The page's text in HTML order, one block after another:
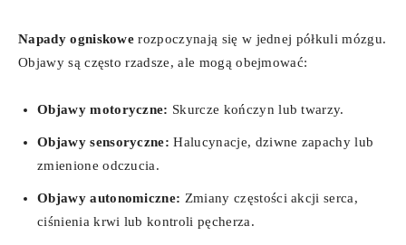
Napady ogniskowe rozpoczynają się w jednej półkuli mózgu.
Objawy są często rzadsze, ale mogą obejmować:
Objawy motoryczne: Skurcze kończyn lub twarzy.
Objawy sensoryczne: Halucynacje, dziwne zapachy lub
zmienione odczucia.
Objawy autonomiczne: Zmiany częstości akcji serca,
ciśnienia krwi lub kontroli pęcherza.